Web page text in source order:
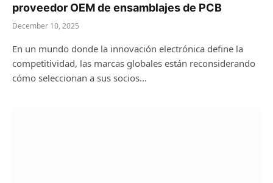
proveedor OEM de ensamblajes de PCB
December 10, 2025
En un mundo donde la innovación electrónica define la
competitividad, las marcas globales están reconsiderando
cómo seleccionan a sus socios…